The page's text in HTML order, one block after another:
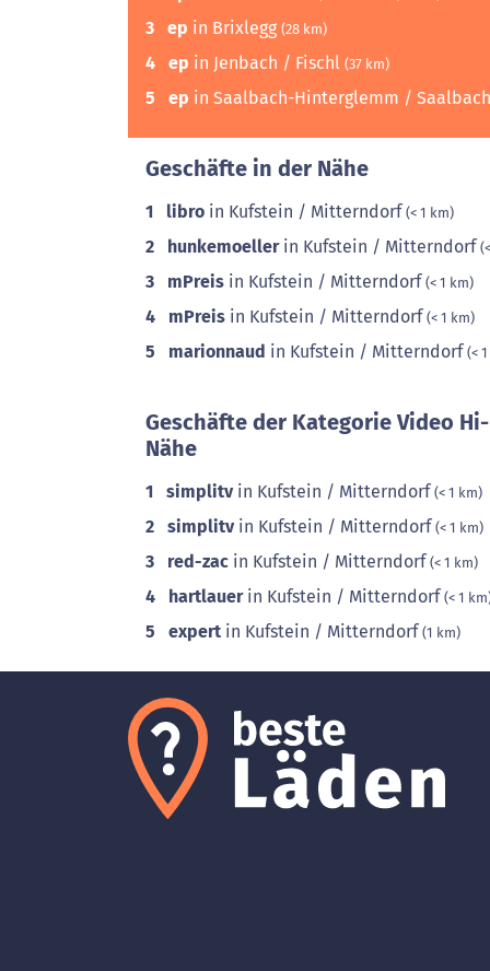
3 ep in Brixlegg (28 km)
4 ep in Jenbach / Fischl (37 km)
5 ep in Saalbach-Hinterglemm /
Geschäfte in der Nähe
1 libro in Kufstein / Mitterndorf(< 1 km)
2 hunkemoellerin Kufstein / Mitterndorf
3 mPreis in Kufstein / Mitterndorf(< 1 km)
4 mPreis in Kufstein / Mitterndorf(< 1 km)
5 marionnaud in Kufstein / Mitterndorf(<
Geschäfte der Kategorie Video
Nähe
1 simplitvin Kufstein / Mitterndorf(< 1 km)
2 simplitvin Kufstein / Mitterndorf(< 1 km)
3 red-zac in Kufstein / Mitterndorf(< 1 km)
4 hartlauerin Kufstein / Mitterndorf(< 1
5 expert in Kufstein / Mitterndorf(1 km)